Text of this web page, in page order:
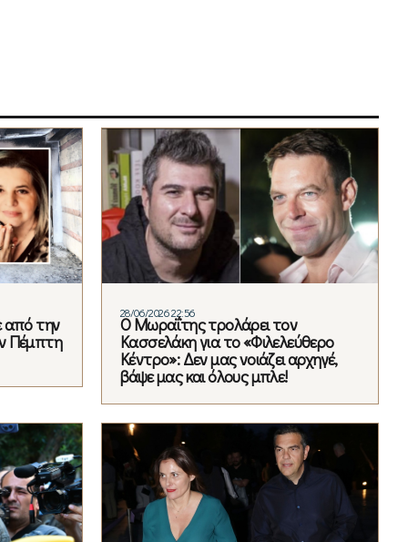
από την
Πέμπτη
28/06/2026 22:56
Ο Μωραΐτης τρολάρει τον
Κασσελάκη για το «Φιλελεύθερο
Κέντρο»: Δεν μας νοιάζει αρχηγέ,
βάψε μας και όλους μπλε!